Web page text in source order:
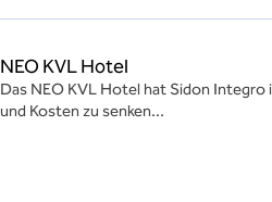
NEO KVL Hotel
Das NEO KVL Hotel hat Sidon
und Kosten zu senken...